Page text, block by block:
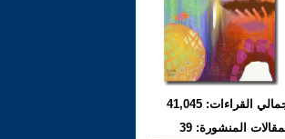
القراءات: 41,045
المنشورة: 39